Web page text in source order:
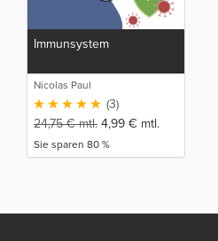
Immunsystem
Nicolas Paul
(3)
24,75€mtl. 4,99 € mtl.
Sie sparen 80 %